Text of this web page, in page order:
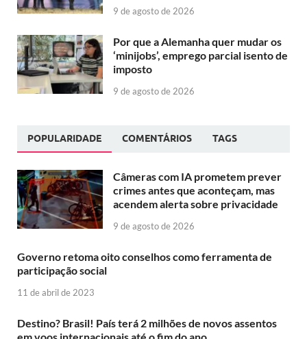
9 de agosto de 2026
Por que a Alemanha quer mudar os
‘minijobs’, emprego parcial isento de
imposto
9 de agosto de 2026
POPULARIDADE COMENTÁRIOS TAGS
Câmeras com IA prometem prever
crimes antes que aconteçam, mas
acendem alerta sobre privacidade
9 de agosto de 2026
Governo retoma oito conselhos como ferramenta de
participação social
11 de abril de 2023
Destino? Brasil! País terá 2 milhões de novos assentos
em voos internacionais até o fim do ano